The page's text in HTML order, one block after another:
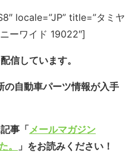
locale=”JP” title=”タミヤ
ーワイド 19022″]
信しています。
の自動車パーツ情報が入手
事「メールマガジン
。
」をお読みください！